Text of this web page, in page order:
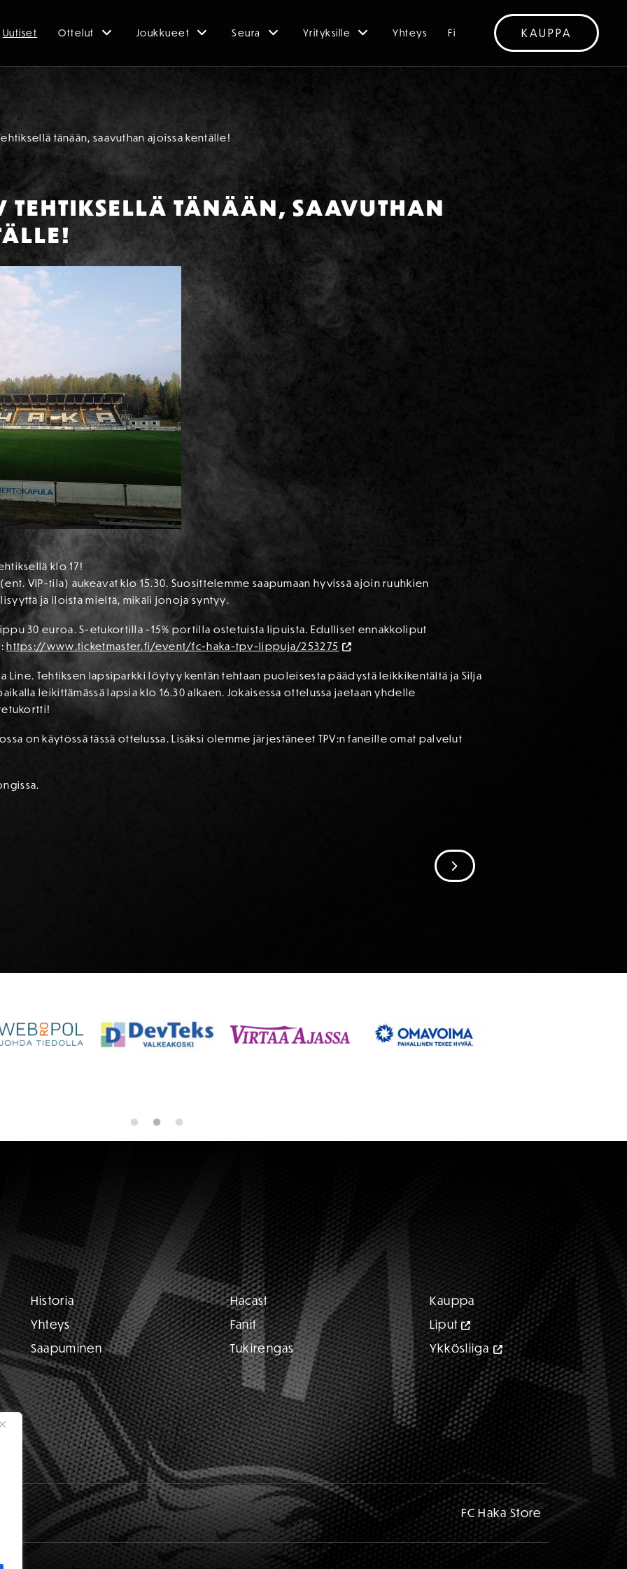
Uutiset Ottelut Joukkueet Seura Yrityksille Yhteys Fi KAUPPA
Tehtiksellä tänään, saavuthan ajoissa kentälle!
TEHTIKSELLÄ TÄNÄÄN, SAAVUTHAN
klo 17!
VIP-tila) aukeavat klo 15.30. Suosittelemme saapumaan hyvissä ajoin ruuhkien
ja iloista mieltä, mikäli jonoja syntyy.
30 euroa. S-etukortilla -15% portilla ostetuista lipuista. Edulliset ennakkoliput
https://www.ticketmaster.fi/event/fc-haka-tpv-lippuja/253275
Line. Tehtiksen lapsiparkki löytyy kentän tehtaan puoleisesta päädystä leikkikentältä ja Silja
leikittämässä lapsia klo 16.30 alkaen. Jokaisessa ottelussa jaetaan yhdelle
on käytössä tässä ottelussa. Lisäksi olemme järjestäneet TPV:n faneille omat palvelut
SIIRRY SEURAAVAAN
Historia
Yhteys
Saapuminen
Hacast
Fanit
Tukirengas
Kauppa
Liput
Ykkösliiga
FC Haka Store